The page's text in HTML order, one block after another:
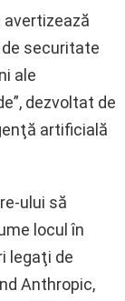
de securitate
ale
dezvoltat de
artificială
ului să
locul în
legaţi de
Anthropic,